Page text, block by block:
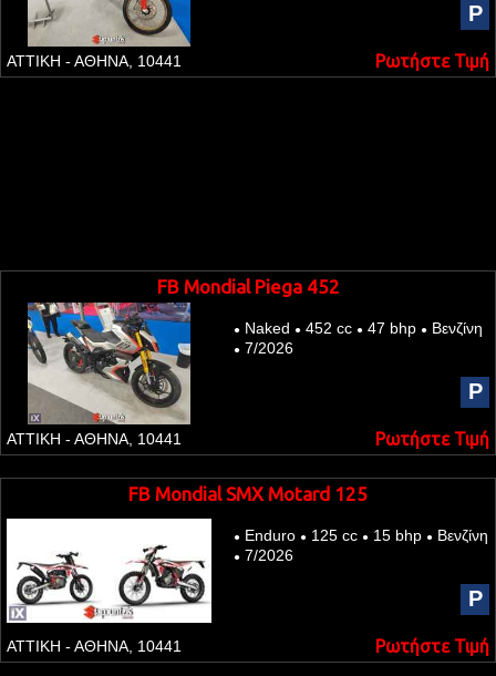
P
ΑΤΤΙΚΗ - ΑΘΗΝΑ, 10441 Ρωτήστε Τιμή
FB Mondial Piega 452
● Naked ● 452 cc ● 47 bhp ● Βενζίνη
● 7/2026
P
ΑΤΤΙΚΗ - ΑΘΗΝΑ, 10441 Ρωτήστε Τιμή
FB Mondial SMX Motard 125
● Εnduro ● 125 cc ● 15 bhp ● Βενζίνη
● 7/2026
P
ΑΤΤΙΚΗ - ΑΘΗΝΑ, 10441 Ρωτήστε Τιμή